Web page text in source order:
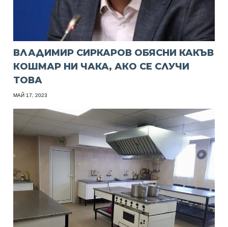
ВЛАДИМИР СИРКАРОВ ОБЯСНИ КАКЪВ
КОШМАР НИ ЧАКА, АКО СЕ СЛУЧИ
ТОВА
МАЙ 17, 2023